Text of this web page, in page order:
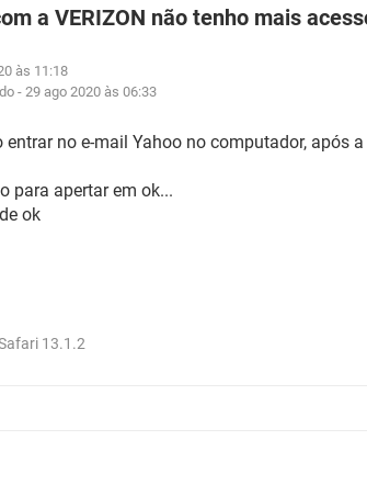
a VERIZON não tenho mais
às 11:18
-29 ago 2020 às 06:33
no e-mail Yahoo no computador, após
para apertar em ok...
ok
13.1.2